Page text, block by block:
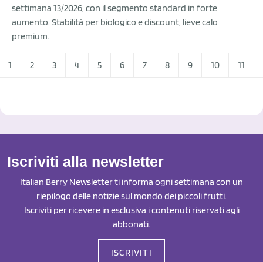
settimana 13/2026, con il segmento standard in forte
aumento. Stabilità per biologico e discount, lieve calo
premium.
1 2 3 4 5 6 7 8 9 10 11
Iscriviti alla newsletter
Italian Berry Newsletter ti informa ogni settimana con un
riepilogo delle notizie sul mondo dei piccoli frutti.
Iscriviti per ricevere in esclusiva i contenuti riservati agli
abbonati.
ISCRIVITI